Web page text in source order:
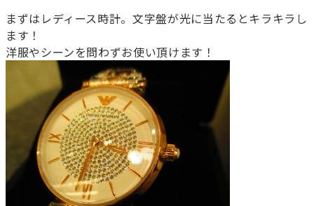
まずはレディース時計。文字盤が光に当たるとキラキラし
ます！
洋服やシーンを問わずお使い頂けます！